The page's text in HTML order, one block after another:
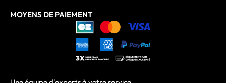
MOYENS DE PAIEMENT